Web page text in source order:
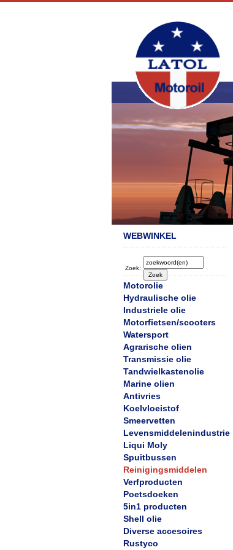
WEBWINKEL
Zoek:
Motorolie
Hydraulische olie
Industriele olie
Motorfietsen/scooters
Watersport
Agrarische olien
Transmissie olie
Tandwielkastenolie
Marine olien
Antivries
Koelvloeistof
Smeervetten
Levensmiddelenindustrie
Liqui Moly
Spuitbussen
Reinigingsmiddelen
Verfproducten
Poetsdoeken
5in1 producten
Shell olie
Diverse accesoires
Rustyco